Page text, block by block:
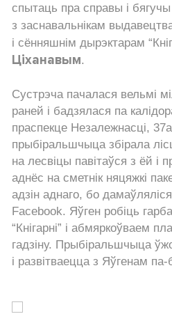
спытаць пра справы і
з заснавальнікам
і сённяшнім дырэктарам
Ціханавым.
Сустрэча пачалася вельмі
раней і бадзялася па
праспекце Незалежнасці,
прыбіральшчыца збірала
на лесвіцы павітаўся з ёй і
аднёс на сметнік няцяжкі
адзін аднаго, бо
Facebook. Яўген робіць
“Кнігарні” і абмяркоўваем
гадзіну. Прыбіральшчыца
і развітваецца з Яўгенам па-